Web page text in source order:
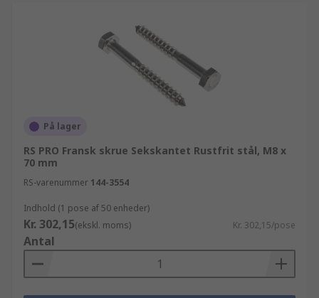
På lager
RS PRO Fransk skrue Sekskantet Rustfrit stål, M8 x
70 mm
RS-varenummer 144-3554
Indhold (1 pose af 50 enheder)
Kr. 302,15(ekskl. moms) Kr. 302,15/pose
Antal